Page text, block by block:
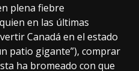
plena fiebre
en las últimas
Canadá en el estado
patio gigante”), comprar
ha bromeado con que